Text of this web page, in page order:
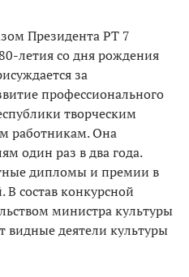
Президента РТ 7
летия со дня рождения
за
профессионального
творческим
работникам. Она
один раз в два года.
дипломы и премии в
В состав конкурсной
министра культуры
деятели культуры